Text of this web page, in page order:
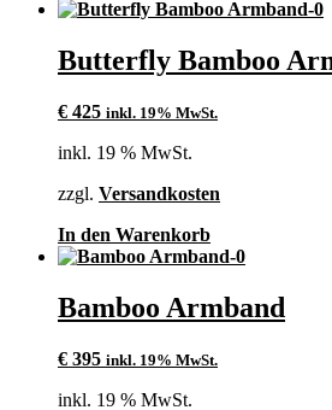
Butterfly Bamboo
€ 425 inkl. 19% MwSt.
inkl. 19 % MwSt.
zzgl. Versandkosten
In den Warenkorb
Bamboo Armband
€ 395 inkl. 19% MwSt.
inkl. 19 % MwSt.